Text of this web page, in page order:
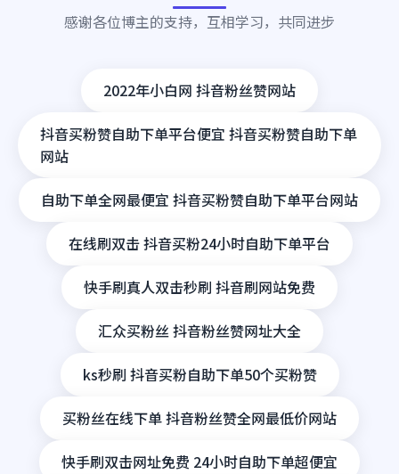
感谢各位博主的支持，互相学习，共同进步
2022年小白网 抖音粉丝赞网站
抖音买粉赞自助下单平台便宜 抖音买粉赞自助下单
网站
自助下单全网最便宜 抖音买粉赞自助下单平台网站
在线刷双击 抖音买粉24小时自助下单平台
快手刷真人双击秒刷 抖音刷网站免费
汇众买粉丝 抖音粉丝赞网址大全
ks秒刷 抖音买粉自助下单50个买粉赞
买粉丝在线下单 抖音粉丝赞全网最低价网站
快手刷双击网址免费 24小时自助下单超便宜